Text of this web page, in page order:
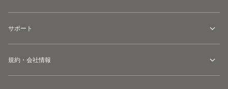
サポート
規約・会社情報